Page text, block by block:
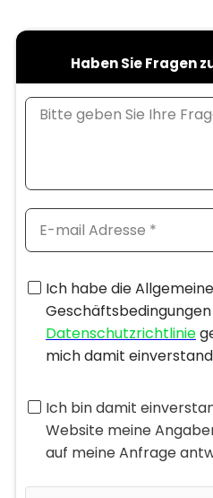
Haben Sie Fragen
Ich habe die
Datenschutzrichtlinie
mich damit
Ich bin damit
Website meine
auf meine Anfrage